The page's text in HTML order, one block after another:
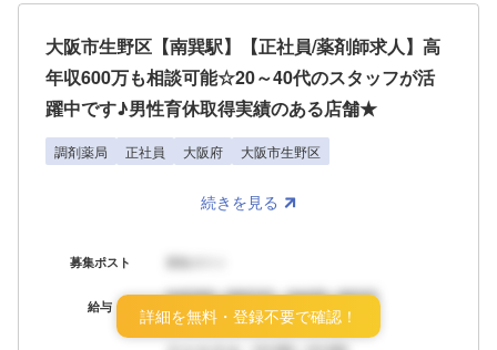
大阪市生野区【南巽駅】【正社員/薬剤師求人】高
年収600万も相談可能☆20～40代のスタッフが活
躍中です♪男性育休取得実績のある店舗★
調剤薬局 正社員 大阪府 大阪市生野区
続きを見る
募集ポスト 募集ポスト
給与
年収XXX～XXX万円 月給XX～XX万円
ボーナス：年X回
詳細を無料・登録不要で確認！